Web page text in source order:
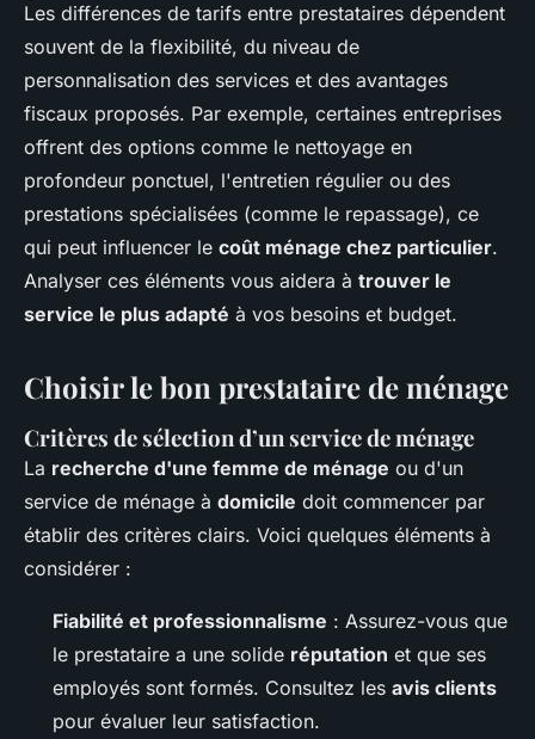
Les différences de tarifs entre prestataires dépendent
souvent de la flexibilité, du niveau de
personnalisation des services et des avantages
fiscaux proposés. Par exemple, certaines entreprises
offrent des options comme le nettoyage en
profondeur ponctuel, l'entretien régulier ou des
prestations spécialisées (comme le repassage), ce
qui peut influencer le coût ménage chez particulier.
Analyser ces éléments vous aidera à trouver le
service le plus adapté à vos besoins et budget.
Choisir le bon prestataire de ménage
Critères de sélection d’un service de ménage
La recherche d'une femme de ménage ou d'un
service de ménage à domicile doit commencer par
établir des critères clairs. Voici quelques éléments à
considérer :
Fiabilité et professionnalisme : Assurez-vous que
le prestataire a une solide réputation et que ses
employés sont formés. Consultez les avis clients
pour évaluer leur satisfaction.